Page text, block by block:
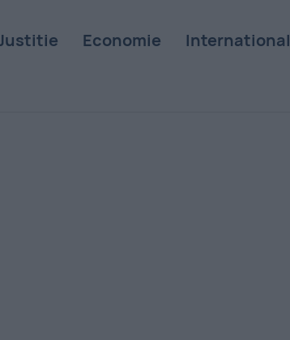
Economie International